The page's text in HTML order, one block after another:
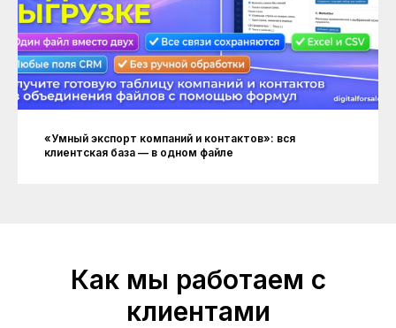
«Умный экспорт компаний и контактов»: вся
клиентская база — в одном файле
Как мы работаем с
клиентами